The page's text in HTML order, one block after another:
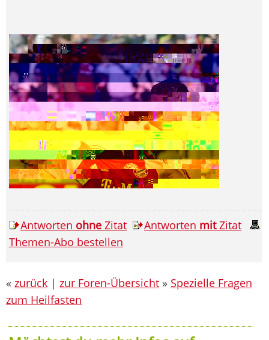
Antworten ohne Zitat Antworten mitZitat
Themen-Abo bestellen
« zurück | zur Foren-Übersicht » Spezielle Fragen
zum Heilfasten